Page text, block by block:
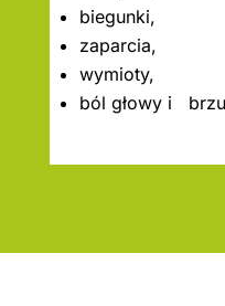
biegunki,
zaparcia,
wymioty,
ból głowy i